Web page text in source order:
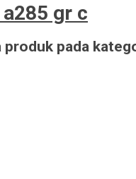
gr c
pada